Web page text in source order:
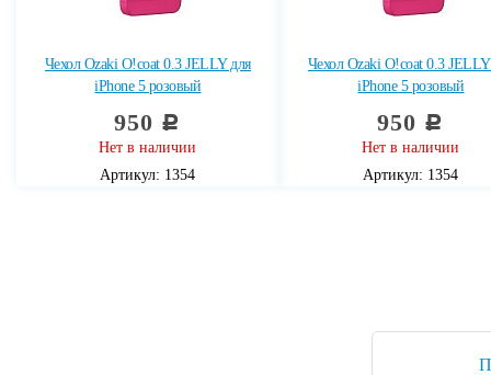
Чехол Ozaki O!coat 0.3 JELLY для
iPhone 5 розовый
950 c
Нет в наличии
Артикул: 1354
Чехол Ozaki O!coat 0.3
iPhone 5 розовый
950 c
Нет в наличии
Артикул: 1354